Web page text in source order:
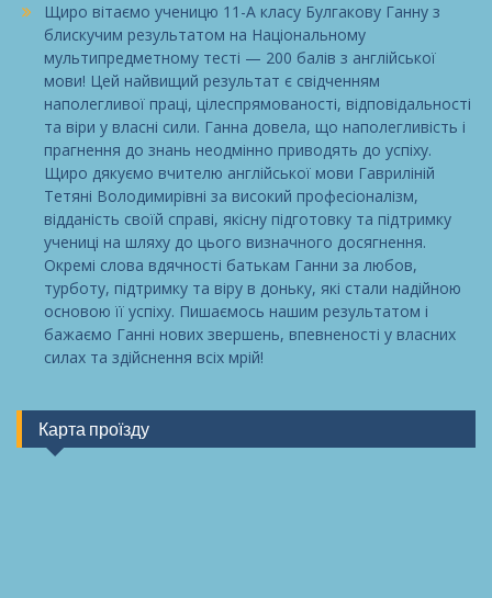
Щиро вітаємо ученицю 11-А класу Булгакову Ганну з
блискучим результатом на Національному
мультипредметному тесті — 200 балів з англійської
мови! Цей найвищий результат є свідченням
наполегливої праці, цілеспрямованості, відповідальності
та віри у власні сили. Ганна довела, що наполегливість і
прагнення до знань неодмінно приводять до успіху.
Щиро дякуємо вчителю англійської мови Гавриліній
Тетяні Володимирівні за високий професіоналізм,
відданість своїй справі, якісну підготовку та підтримку
учениці на шляху до цього визначного досягнення.
Окремі слова вдячності батькам Ганни за любов,
турботу, підтримку та віру в доньку, які стали надійною
основою її успіху. Пишаємось нашим результатом і
бажаємо Ганні нових звершень, впевненості у власних
силах та здійснення всіх мрій!
Карта проїзду